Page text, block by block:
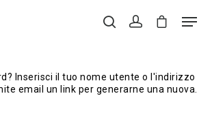
ESC to close
Inserisci il tuo nome utente o l'indirizzo
email un link per generarne una nuova.